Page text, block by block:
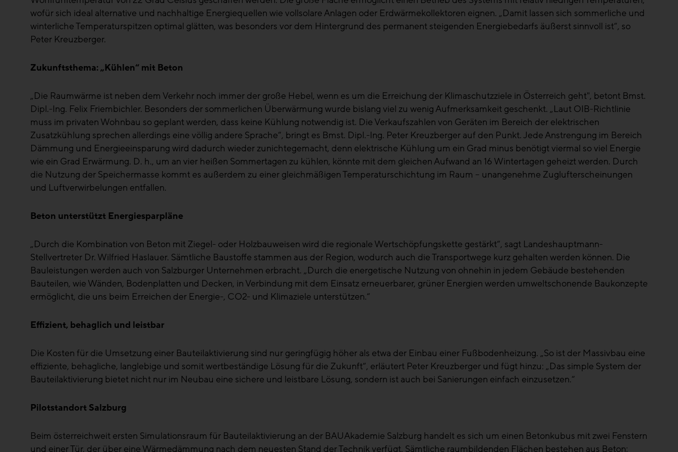
wofür sich ideal alternative und nachhaltige Energiequellen wie vollsolare Anlagen oder Erdwärmekollektoren eignen. „Damit lassen sich sommerliche und
winterliche Temperaturspitzen optimal glätten, was besonders vor dem Hintergrund des permanent steigenden Energiebedarfs äußerst sinnvoll ist“, so
Peter Kreuzberger.
Zukunftsthema: „Kühlen“ mit Beton
„Die Raumwärme ist neben dem Verkehr noch immer der große Hebel, wenn es um die Erreichung der Klimaschutzziele in Österreich geht", betont Bmst.
Dipl.-Ing. Felix Friembichler. Besonders der sommerlichen Überwärmung wurde bislang viel zu wenig Aufmerksamkeit geschenkt. „Laut OIB-Richtlinie
muss im privaten Wohnbau so geplant werden, dass keine Kühlung notwendig ist. Die Verkaufszahlen von Geräten im Bereich der elektrischen
Zusatzkühlung sprechen allerdings eine völlig andere Sprache“, bringt es Bmst. Dipl.-Ing. Peter Kreuzberger auf den Punkt. Jede Anstrengung im Bereich
Dämmung und Energieeinsparung wird dadurch wieder zunichtegemacht, denn elektrische Kühlung um ein Grad minus benötigt viermal so viel Energie
wie ein Grad Erwärmung. D. h., um an vier heißen Sommertagen zu kühlen, könnte mit dem gleichen Aufwand an 16 Wintertagen geheizt werden. Durch
die Nutzung der Speichermasse kommt es außerdem zu einer gleichmäßigen Temperaturschichtung im Raum – unangenehme Zuglufterscheinungen
und Luftverwirbelungen entfallen.
Beton unterstützt Energiesparpläne
„Durch die Kombination von Beton mit Ziegel- oder Holzbauweisen wird die regionale Wertschöpfungskette gestärkt“, sagt Landeshauptmann-
Stellvertreter Dr. Wilfried Haslauer. Sämtliche Baustoffe stammen aus der Region, wodurch auch die Transportwege kurz gehalten werden können. Die
Bauleistungen werden auch von Salzburger Unternehmen erbracht. „Durch die energetische Nutzung von ohnehin in jedem Gebäude bestehenden
Bauteilen, wie Wänden, Bodenplatten und Decken, in Verbindung mit dem Einsatz erneuerbarer, grüner Energien werden umweltschonende Baukonzepte
ermöglicht, die uns beim Erreichen der Energie-, CO2- und Klimaziele unterstützen.“
Effizient, behaglich und leistbar
Die Kosten für die Umsetzung einer Bauteilaktivierung sind nur geringfügig höher als etwa der Einbau einer Fußbodenheizung. „So ist der Massivbau eine
effiziente, behagliche, langlebige und somit wertbeständige Lösung für die Zukunft“, erläutert Peter Kreuzberger und fügt hinzu: „Das simple System der
Bauteilaktivierung bietet nicht nur im Neubau eine sichere und leistbare Lösung, sondern ist auch bei Sanierungen einfach einzusetzen.“
Pilotstandort Salzburg
Beim österreichweit ersten Simulationsraum für Bauteilaktivierung an der BAUAkademie Salzburg handelt es sich um einen Betonkubus mit zwei Fenstern
und einer Tür, der über eine Wärmedämmung nach dem neuesten Stand der Technik verfügt. Sämtliche raumbildenden Flächen bestehen aus Beton: